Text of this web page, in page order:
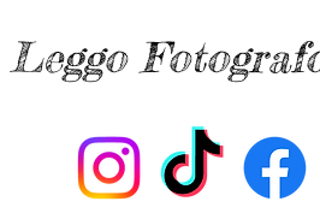
Leggo